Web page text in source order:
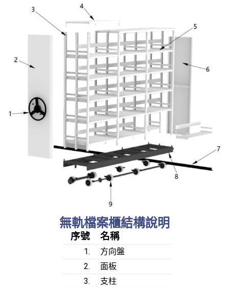
無軌檔案櫃結構說明
序號 名稱
1.
方向盤
2.
面板
3.
支柱